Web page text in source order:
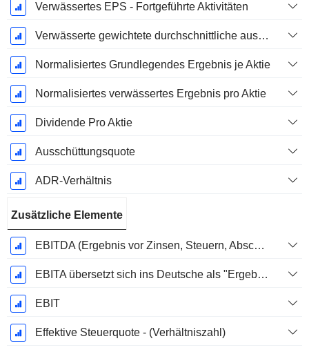
Verwässertes EPS - Fortgeführte Aktivitäten
Verwässerte gewichtete durchschnittliche ausstehende Aktien
Normalisiertes Grundlegendes Ergebnis je Aktie
Normalisiertes verwässertes Ergebnis pro Aktie
Dividende Pro Aktie
Ausschüttungsquote
ADR-Verhältnis
Zusätzliche Elemente
EBITDA (Ergebnis vor Zinsen, Steuern, Abschreibungen auf immaterielle Vermögenswerte und Sachanlagen)
EBITA übersetzt sich ins Deutsche als "Ergebnis vor Zinsen, Steuern und Abschreibungen".
EBIT
Effektive Steuerquote - (Verhältniszahl)